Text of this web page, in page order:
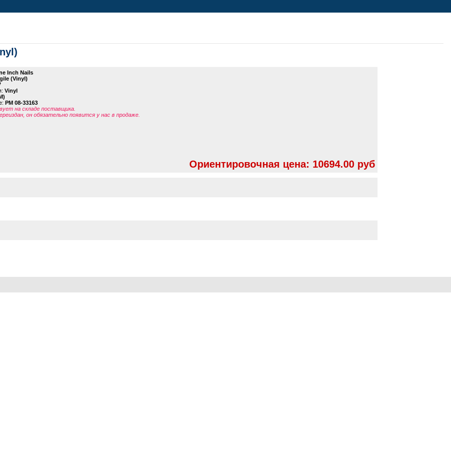
Inch Nails
(Vinyl)
Vinyl
PM 08-33163
на складе поставщика.
он обязательно появится у нас в продаже.
Ориентировочная цена: 10694.00 руб